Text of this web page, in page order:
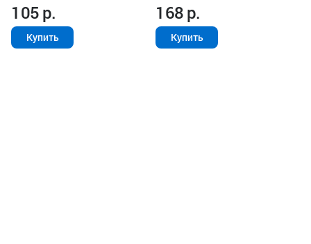
105р.
Купить
168р.
Купить